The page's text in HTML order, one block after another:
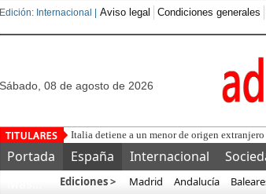
Edición: Internacional | Aviso legal Condiciones generales
sábado, 08 de agosto de 2026
Una asociación militar
Portada España Internacional
Ediciones > Madrid Andalucía